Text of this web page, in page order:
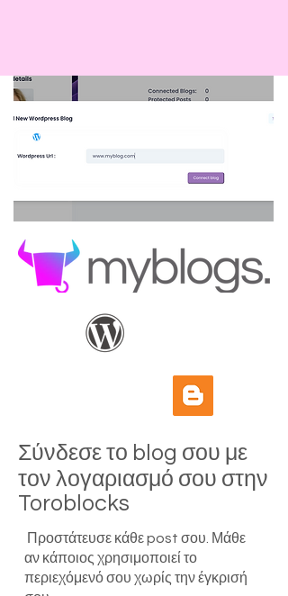
Σύνδεσε το blog σου με
τον λογαριασμό σου στην
Toroblocks
Προστάτευσε κάθε post σου. Μάθε
αν κάποιος χρησιμοποιεί το
περιεχόμενό σου χωρίς την έγκρισή